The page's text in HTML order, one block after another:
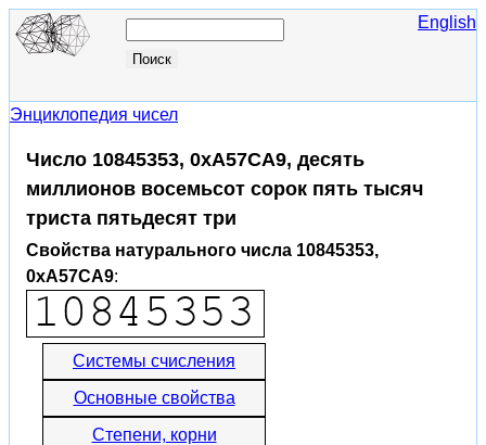
English
Энциклопедия чисел
Число 10845353, 0xA57CA9, десять
миллионов восемьсот сорок пять тысяч
триста пятьдесят три
Свойства натурального числа 10845353,
0xA57CA9:
Системы счисления
Основные свойства
Степени, корни